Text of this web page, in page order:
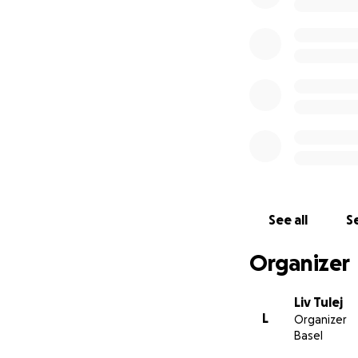
See all
Organizer
L
Liv Tulej
Organizer
Basel